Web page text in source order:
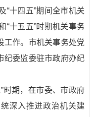
“十四五”期间全市机关
“十五五”时期机关事务
工作。市机关事务处党
纪委监委驻市政府办纪
时期，在市委、市政府
深入推进政治机关建